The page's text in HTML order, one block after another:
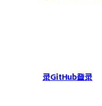
录GitHub登录